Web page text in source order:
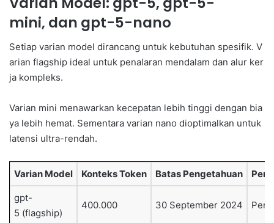
mini, dan gpt-5-nano
Setiap varian model dirancang untuk kebutuhan spesifik. V
arian flagship ideal untuk penalaran mendalam dan alur ker
ja kompleks.
Varian mini menawarkan kecepatan lebih tinggi dengan bia
ya lebih hemat. Sementara varian nano dioptimalkan untuk
latensi ultra-rendah.
Varian Model Konteks Token Batas Pengetahuan
gpt-
5 (flagship)
400.000 30 September 2024